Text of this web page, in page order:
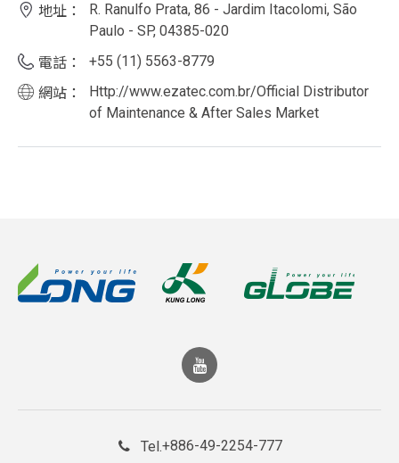
地址：
R. Ranulfo Prata, 86 - Jardim Itacolomi, São
Paulo - SP, 04385-020
電話：
+55 (11) 5563-8779
網站：
Http://www.ezatec.com.br/Official Distributor
of Maintenance & After Sales Market
Tel.+886-49-2254-777